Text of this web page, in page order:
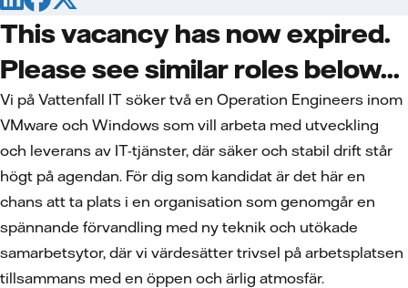
This vacancy has now expired.
Please see similar roles below...
Vi på Vattenfall IT söker två en Operation Engineers inom
VMware och Windows som vill arbeta med utveckling
och leverans av IT-tjänster, där säker och stabil drift står
högt på agendan. För dig som kandidat är det här en
chans att ta plats i en organisation som genomgår en
spännande förvandling med ny teknik och utökade
samarbetsytor, där vi värdesätter trivsel på arbetsplatsen
tillsammans med en öppen och ärlig atmosfär.